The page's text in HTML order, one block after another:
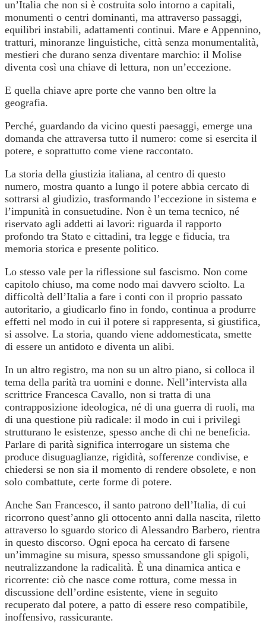
un’Italia che non si è costruita solo intorno a capitali,
monumenti o centri dominanti, ma attraverso passaggi,
equilibri instabili, adattamenti continui. Mare e Appennino,
tratturi, minoranze linguistiche, città senza monumentalità,
mestieri che durano senza diventare marchio: il Molise
diventa così una chiave di lettura, non un’eccezione.
E quella chiave apre porte che vanno ben oltre la
geografia.
Perché, guardando da vicino questi paesaggi, emerge una
domanda che attraversa tutto il numero: come si esercita il
potere, e soprattutto come viene raccontato.
La storia della giustizia italiana, al centro di questo
numero, mostra quanto a lungo il potere abbia cercato di
sottrarsi al giudizio, trasformando l’eccezione in sistema e
l’impunità in consuetudine. Non è un tema tecnico, né
riservato agli addetti ai lavori: riguarda il rapporto
profondo tra Stato e cittadini, tra legge e fiducia, tra
memoria storica e presente politico.
Lo stesso vale per la riflessione sul fascismo. Non come
capitolo chiuso, ma come nodo mai davvero sciolto. La
difficoltà dell’Italia a fare i conti con il proprio passato
autoritario, a giudicarlo fino in fondo, continua a produrre
effetti nel modo in cui il potere si rappresenta, si giustifica,
si assolve. La storia, quando viene addomesticata, smette
di essere un antidoto e diventa un alibi.
In un altro registro, ma non su un altro piano, si colloca il
tema della parità tra uomini e donne. Nell’intervista alla
scrittrice Francesca Cavallo, non si tratta di una
contrapposizione ideologica, né di una guerra di ruoli, ma
di una questione più radicale: il modo in cui i privilegi
strutturano le esistenze, spesso anche di chi ne beneficia.
Parlare di parità significa interrogare un sistema che
produce disuguaglianze, rigidità, sofferenze condivise, e
chiedersi se non sia il momento di rendere obsolete, e non
solo combattute, certe forme di potere.
Anche San Francesco, il santo patrono dell’Italia, di cui
ricorrono quest’anno gli ottocento anni dalla nascita, riletto
attraverso lo sguardo storico di Alessandro Barbero, rientra
in questo discorso. Ogni epoca ha cercato di farsene
un’immagine su misura, spesso smussandone gli spigoli,
neutralizzandone la radicalità. È una dinamica antica e
ricorrente: ciò che nasce come rottura, come messa in
discussione dell’ordine esistente, viene in seguito
recuperato dal potere, a patto di essere reso compatibile,
inoffensivo, rassicurante.